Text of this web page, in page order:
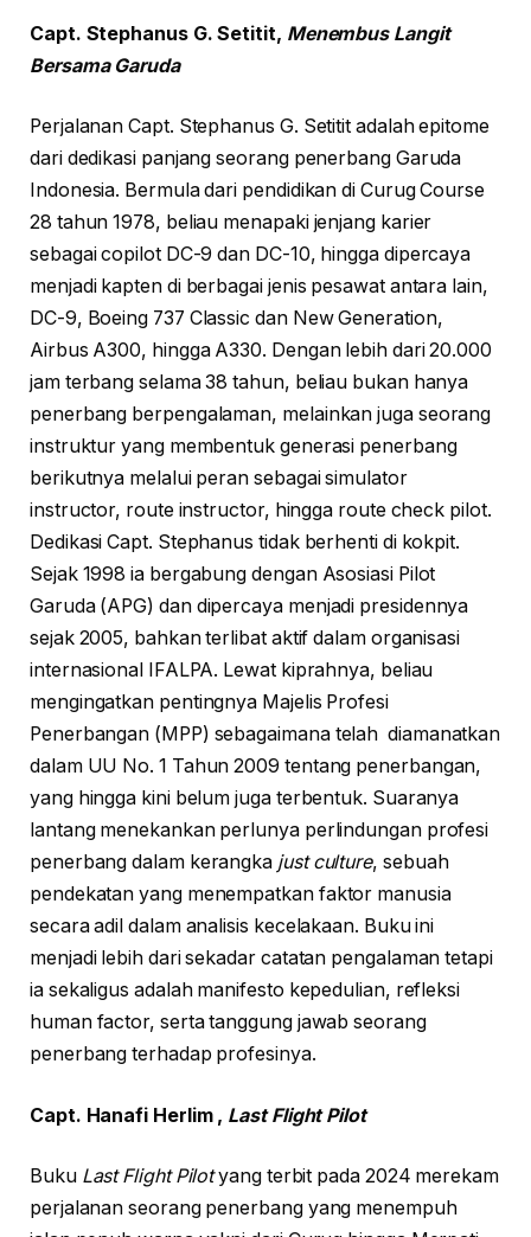
Capt. Stephanus G. Setitit, Menembus Langit
Bersama Garuda
Perjalanan Capt. Stephanus G. Setitit adalah epitome
dari dedikasi panjang seorang penerbang Garuda
Indonesia. Bermula dari pendidikan di Curug Course
28 tahun 1978, beliau menapaki jenjang karier
sebagai copilot DC-9 dan DC-10, hingga dipercaya
menjadi kapten di berbagai jenis pesawat antara lain,
DC-9, Boeing 737 Classic dan New Generation,
Airbus A300, hingga A330. Dengan lebih dari 20.000
jam terbang selama 38 tahun, beliau bukan hanya
penerbang berpengalaman, melainkan juga seorang
instruktur yang membentuk generasi penerbang
berikutnya melalui peran sebagai simulator
instructor, route instructor, hingga route check pilot.
Dedikasi Capt. Stephanus tidak berhenti di kokpit.
Sejak 1998 ia bergabung dengan Asosiasi Pilot
Garuda (APG) dan dipercaya menjadi presidennya
sejak 2005, bahkan terlibat aktif dalam organisasi
internasional IFALPA. Lewat kiprahnya, beliau
mengingatkan pentingnya Majelis Profesi
Penerbangan (MPP) sebagaimana telah diamanatkan
dalam UU No. 1 Tahun 2009 tentang penerbangan,
yang hingga kini belum juga terbentuk. Suaranya
lantang menekankan perlunya perlindungan profesi
penerbang dalam kerangka just culture, sebuah
pendekatan yang menempatkan faktor manusia
secara adil dalam analisis kecelakaan. Buku ini
menjadi lebih dari sekadar catatan pengalaman tetapi
ia sekaligus adalah manifesto kepedulian, refleksi
human factor, serta tanggung jawab seorang
penerbang terhadap profesinya.
Capt. Hanafi Herlim , Last Flight Pilot
Buku Last Flight Pilotyang terbit pada 2024 merekam
perjalanan seorang penerbang yang menempuh